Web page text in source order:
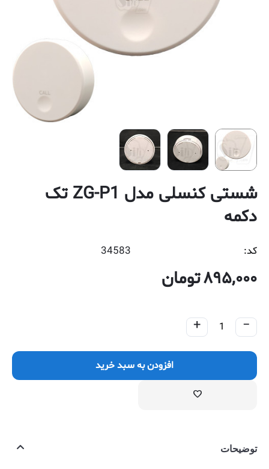
شستی کنسلی مدل ZG-P1 تک
دکمه
کد: 34583
895,000تومان
+ −
افزودن به سبد خرید
توضیحات